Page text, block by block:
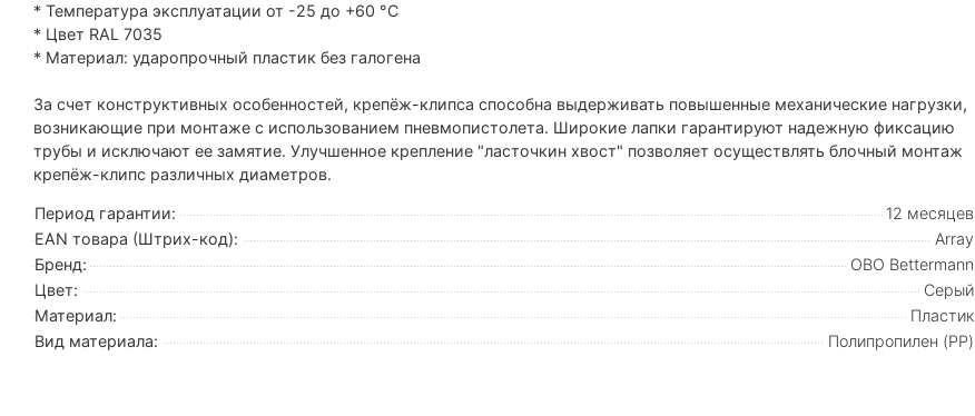
* Температура эксплуатации от -25 до +60 °C
* Цвет RAL 7035
* Материал: ударопрочный пластик без галогена
За счет конструктивных особенностей, крепёж-клипса способна выдерживать повышенные механические нагрузки,
возникающие при монтаже с использованием пневмопистолета. Широкие лапки гарантируют надежную фиксацию
трубы и исключают ее замятие. Улучшенное крепление "ласточкин хвост" позволяет осуществлять блочный монтаж
крепёж-клипс различных диаметров.
Период гарантии:
12 месяцев
EAN товара (Штрих-код):
Array
Бренд:
OBO Bettermann
Цвет:
Серый
Материал:
Пластик
Вид материала:
Полипропилен (PP)